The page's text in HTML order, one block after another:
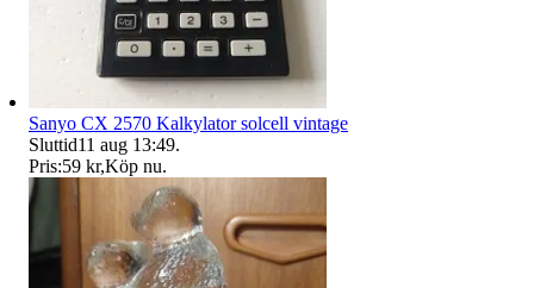
Sanyo CX 2570 Kalkylator solcell vintage
Sluttid11 aug 13:49.
Pris:59 kr,Köp nu.